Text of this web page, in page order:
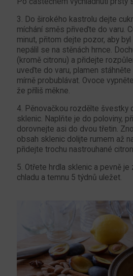
3. Do širokého kastrolu dejte
míchání směs přiveďte do varu.
minut, přitom dejte pozor, aby
nepálil se na stěnách hrnce.
(kromě citronu) a přidejte
uveďte do varu, plamen
mírně probublávat. Ovoce
že příliš měkne.
4. Pěnovačkou rozdělte švestky
sklenic. Naplňte je do poloviny,
dorovnejte asi do dvou třetin.
obsah sklenic dolijte rumem až
přidejte trochu nastrouhané
5. Otřete hrdla sklenic a pevně
chladu a temnu 5 týdnů uležet.